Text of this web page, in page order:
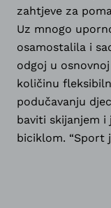
zahtjeve za
Uz mnogo
osamostalila i
odgoj u
količinu
podučavanju
baviti skijanjem i
biciklom. “Sport